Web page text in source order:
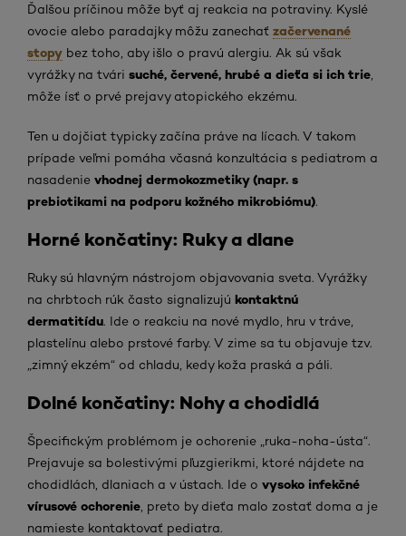
Ďalšou príčinou môže byť aj reakcia na potraviny. Kyslé
ovocie alebo paradajky môžu zanechať začervenané
stopy bez toho, aby išlo o pravú alergiu. Ak sú však
vyrážky na tvári suché, červené, hrubé a dieťa si ich trie
môže ísť o prvé prejavy atopického ekzému.
Ten u dojčiat typicky začína práve na lícach. V takom
prípade veľmi pomáha včasná konzultácia s pediatrom a
nasadenie vhodnej dermokozmetiky (napr. s
prebiotikami na podporu kožného mikrobiómu).
Horné končatiny: Ruky a dlane
Ruky sú hlavným nástrojom objavovania sveta. Vyrážky
na chrbtoch rúk často signalizujú kontaktnú
dermatitídu. Ide o reakciu na nové mydlo, hru v tráve,
plastelínu alebo prstové farby. V zime sa tu objavuje tzv.
„zimný ekzém“ od chladu, kedy koža praská a páli.
Dolné končatiny: Nohy a chodidlá
Špecifickým problémom je ochorenie „ruka-noha-ústa“.
Prejavuje sa bolestivými pľuzgierikmi, ktoré nájdete na
chodidlách, dlaniach a v ústach. Ide o vysoko infekčné
vírusové ochorenie , preto by dieťa malo zostať doma a je
namieste kontaktovať pediatra.